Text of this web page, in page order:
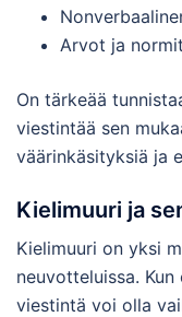
Arvot ja
On tärkeää
viestintää sen
väärinkäsityksiä ja
Kielimuuri ja
Kielimuuri on yksi
neuvotteluissa.
viestintä voi olla